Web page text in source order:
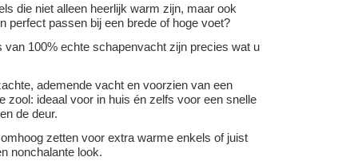
die niet alleen heerlijk warm zijn, maar ook
perfect passen bij een brede of hoge voet?
van 100% echte schapenvacht zijn precies wat u
ademende vacht en voorzien van een
zool: ideaal voor in huis én zelfs voor een snelle
de deur.
zetten voor extra warme enkels of juist
nonchalante look.